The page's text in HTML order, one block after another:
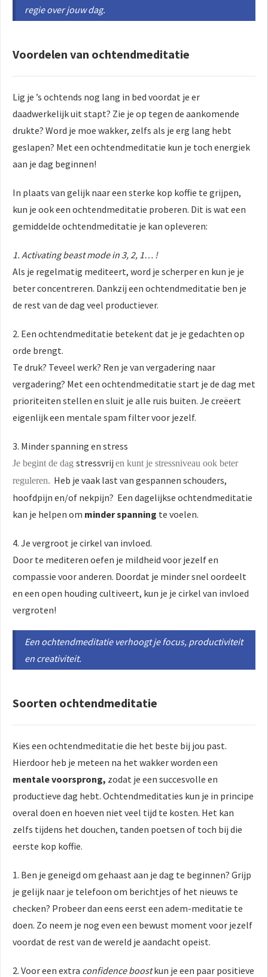
regie over jouw dag.
Voordelen van ochtendmeditatie
Lig je ’s ochtends nog lang in bed voordat je er
daadwerkelijk uit stapt? Zie je op tegen de aankomende
drukte? Word je moe wakker, zelfs als je erg lang hebt
geslapen? Met een ochtendmeditatie kun je toch energiek
aan je dag beginnen!
In plaats van gelijk naar een sterke kop koffie te grijpen,
kun je ook een ochtendmeditatie proberen. Dit is wat een
gemiddelde ochtendmeditatie je kan opleveren:
1. Activating beast mode in 3, 2, 1… !
Als je regelmatig mediteert, word je scherper en kun je je
beter concentreren. Dankzij een ochtendmeditatie ben je
de rest van de dag veel productiever.
2. Een ochtendmeditatie betekent dat je je gedachten op
orde brengt.
Te druk? Teveel werk? Ren je van vergadering naar
vergadering? Met een ochtendmeditatie start je de dag met
prioriteiten stellen en sluit je alle ruis buiten. Je creëert
eigenlijk een mentale spam filter voor jezelf.
3. Minder spanning en stress
Je begint de dag stressvrij en kunt je stressniveau ook beter
reguleren. Heb je vaak last van gespannen schouders,
hoofdpijn en/of nekpijn? Een dagelijkse ochtendmeditatie
kan je helpen om minder spanning te voelen.
4. Je vergroot je cirkel van invloed.
Door te mediteren oefen je mildheid voor jezelf en
compassie voor anderen. Doordat je minder snel oordeelt
en een open houding cultiveert, kun je je cirkel van invloed
vergroten!
Een ochtendmeditatie verhoogt je focus, productiviteit
en creativiteit.
Soorten ochtendmeditatie
Kies een ochtendmeditatie die het beste bij jou past.
Hierdoor heb je meteen na het wakker worden een
mentale voorsprong, zodat je een succesvolle en
productieve dag hebt. Ochtendmeditaties kun je in principe
overal doen en hoeven niet veel tijd te kosten. Het kan
zelfs tijdens het douchen, tanden poetsen of toch bij die
eerste kop koffie.
1. Ben je geneigd om gehaast aan je dag te beginnen? Grijp
je gelijk naar je telefoon om berichtjes of het nieuws te
checken? Probeer dan eens eerst een adem-meditatie te
doen. Zo neem je nog even een bewust moment voor jezelf
voordat de rest van de wereld je aandacht opeist.
2. Voor een extra confidence boostkun je een paar positieve